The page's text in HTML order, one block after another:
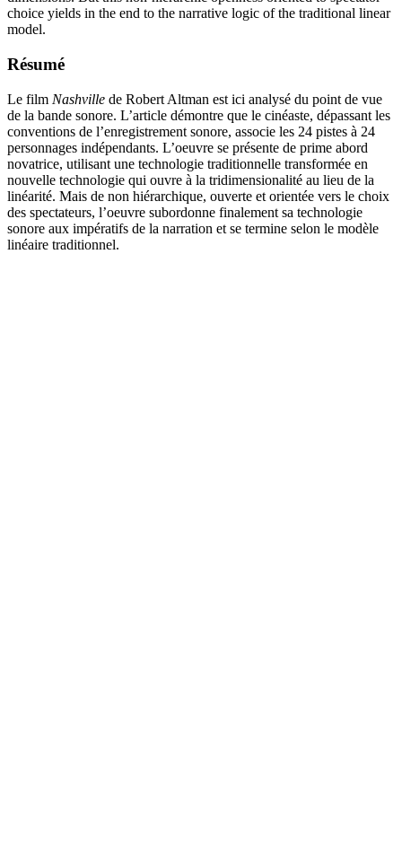
choice yields in the end to the narrative logic of the traditional linear
model.
Résumé
Le film Nashville de Robert Altman est ici analysé du point de vue
de la bande sonore. L’article démontre que le cinéaste, dépassant les
conventions de l’enregistrement sonore, associe les 24 pistes à 24
personnages indépendants. L’oeuvre se présente de prime abord
novatrice, utilisant une technologie traditionnelle transformée en
nouvelle technologie qui ouvre à la tridimensionalité au lieu de la
linéarité. Mais de non hiérarchique, ouverte et orientée vers le choix
des spectateurs, l’oeuvre subordonne finalement sa technologie
sonore aux impératifs de la narration et se termine selon le modèle
linéaire traditionnel.